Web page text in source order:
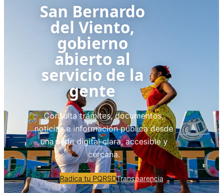
San Bernardo
del Viento,
gobierno
abierto al
servicio de la
gente
Consulta trámites, documentos,
noticias e información pública desde
una sede digital clara, accesible y
cercana.
Radica tu PQRSDTransparencia